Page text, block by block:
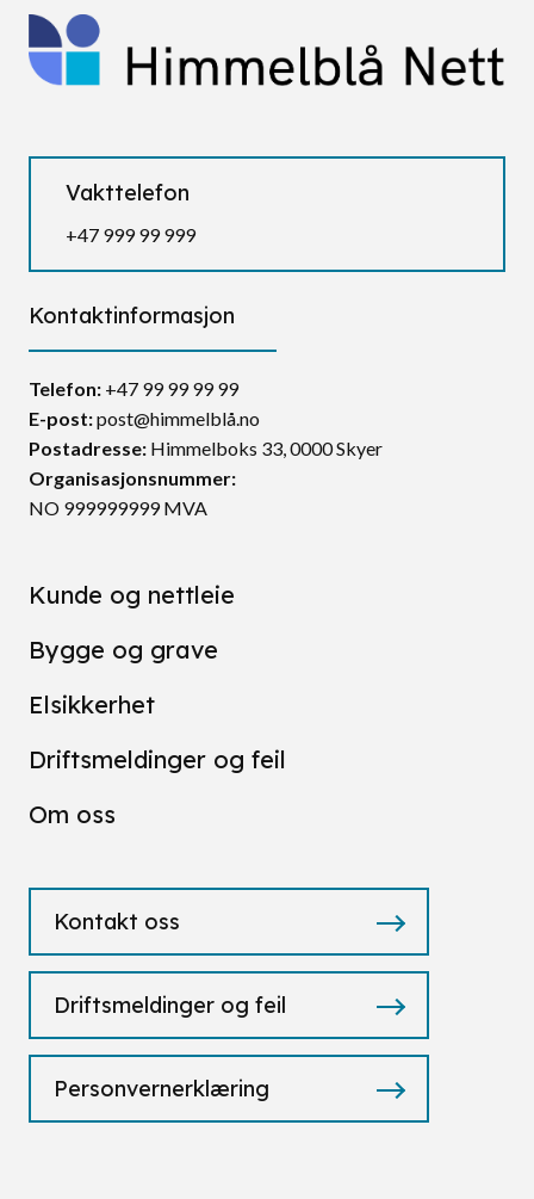
Vakttelefon
+47 999 99 999
Kontaktinformasjon
Telefon: +47 99 99 99 99
E-post:post@himmelblå.no
Postadresse: Himmelboks 33, 0000 Skyer
Organisasjonsnummer:
NO 999999999 MVA
Kunde og nettleie
Bygge og grave
Elsikkerhet
Driftsmeldinger og feil
Om oss
Kontakt oss
Driftsmeldinger og feil
Personvernerklæring